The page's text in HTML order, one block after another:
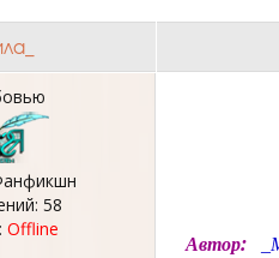
58
Offline
Автор: